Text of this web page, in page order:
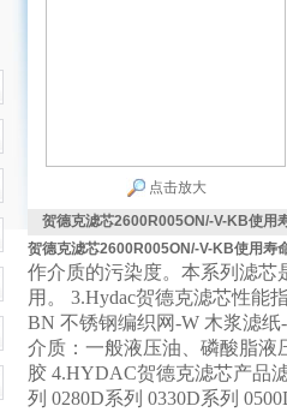
点击放大
贺德克滤芯2600R005ON/-V-KB使用
贺德克滤芯2600R005ON/-V-KB使用寿
作介质的污染度。本系列滤芯
用。 3.Hydac贺德克滤芯性
BN 不锈钢编织网-W 木浆
介质：一般液压油、磷酸
胶 4.HYDAC贺德克滤芯产品
列 0280D系列 0330D系列